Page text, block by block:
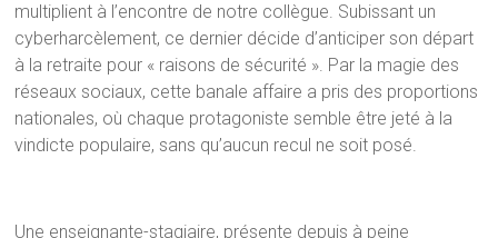
multiplient à l’encontre de notre collègue. Subissant un
cyberharcèlement, ce dernier décide d’anticiper son départ
à la retraite pour « raisons de sécurité ». Par la magie des
réseaux sociaux, cette banale affaire a pris des proportions
nationales, où chaque protagoniste semble être jeté à la
vindicte populaire, sans qu’aucun recul ne soit posé.
Une enseignante-stagiaire, présente depuis à peine